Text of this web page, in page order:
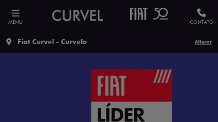
MENU CONTATO
Fiat Curvel - Curvelo Alterar